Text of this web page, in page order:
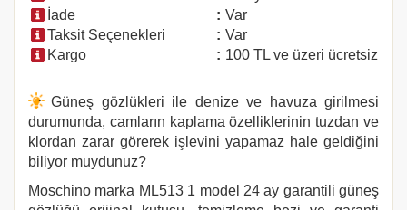
İade
: Var
Taksit Seçenekleri
: Var
Kargo
: 100 TL ve üzeri ücretsiz
Güneş gözlükleri ile denize ve havuza girilmesi
durumunda, camların kaplama özelliklerinin tuzdan ve
klordan zarar görerek işlevini yapamaz hale geldiğini
biliyor muydunuz?
Moschino marka ML513 1 model 24 ay garantili güneş